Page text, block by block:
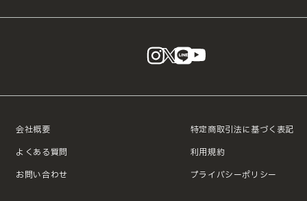
instagram
X LINE
会社概要
よくある質問
お問い合わせ
特定商取引法に基づく表記
利用規約
プライバシーポリシー